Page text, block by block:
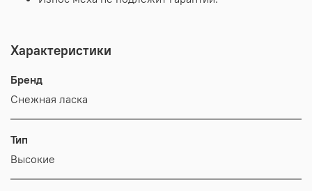
Характеристики
Бренд
Снежная ласка
Тип
Высокие